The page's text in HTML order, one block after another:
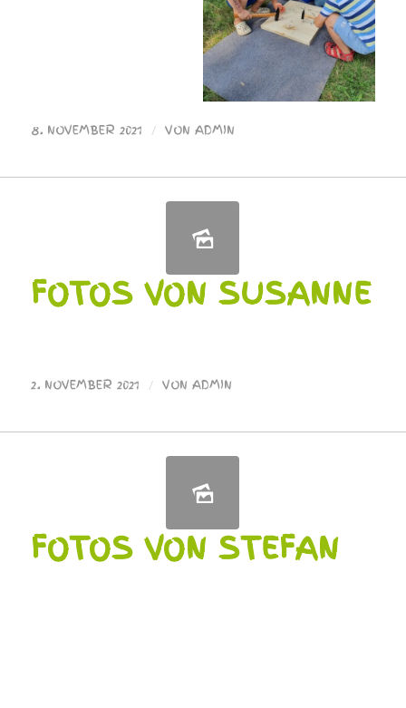
8. NOVEMBER 2021 / VON ADMIN
FOTOS VON SUSANNE
2. NOVEMBER 2021 / VON ADMIN
FOTOS VON STEFAN